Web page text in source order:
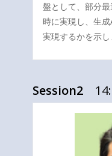
盤として、部分
時に実現し、生
実現するかを示し
Session2